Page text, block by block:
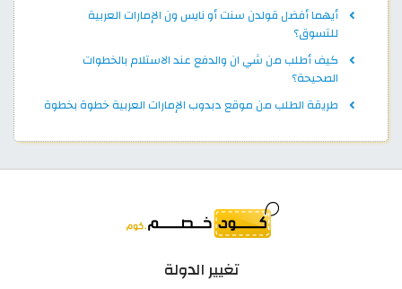
أيهما أفضل قولدن سنت أو نايس ون الإمارات العربية
للتسوق؟
كيف أطلب من شي ان والدفع عند الاستلام بالخطوات
الصحيحة؟
طريقة الطلب من موقع دبدوب الإمارات العربية خطوة بخطوة
تغيير الدولة